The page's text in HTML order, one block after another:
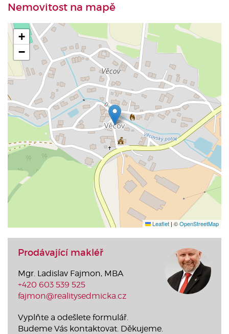
Nemovitost na mapě
+
−
Leaflet | ©OpenStreetMap
Prodávající makléř
Mgr. Ladislav Fajmon, MBA
+420 603 539 525
fajmon@realitysedmicka.cz
Vyplňte a odešlete formulář.
Budeme Vás kontaktovat. Děkujeme.